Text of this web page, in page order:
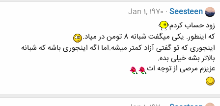
Seesteen
Jan 1, 1970
زود حساب کردم
که اینطور. یکی میگفت شبانه 8 تومن در میاد.
اینجوری که تو گفتی آزاد کمتر میشه.اما اگه اینجوری باشه که شبانه
بالاتر بشه خیلی بده.
عزیزم مرصی از توجه ات